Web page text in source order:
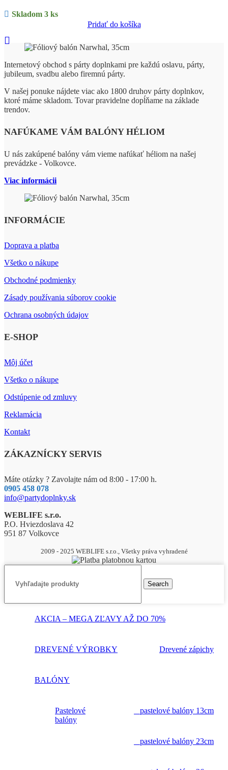
Skladom 3 ks
Pridať do košíka
Internetový obchod s párty doplnkami pre každú oslavu, párty,
jubileum, svadbu alebo firemnú párty.
V našej ponuke nájdete viac ako 1800 druhov párty doplnkov,
ktoré máme skladom. Tovar pravidelne dopĺňame na základe
trendov.
NAFÚKAME VÁM BALÓNY HÉLIOM
U nás zakúpené balóny vám vieme nafúkať héliom na našej
prevádzke - Volkovce.
Viac informácii
INFORMÁCIE
Doprava a platba
Všetko o nákupe
Obchodné podmienky
Zásady používania súborov cookie
Ochrana osobných údajov
E-SHOP
Môj účet
Všetko o nákupe
Odstúpenie od zmluvy
Reklamácia
Kontakt
ZÁKAZNÍCKY SERVIS
Máte otázky ? Zavolajte nám od 8:00 - 17:00 h.
0905 458 078
info@partydoplnky.sk
WEBLIFE s.r.o.
P.O. Hviezdoslava 42
951 87 Volkovce
2009 - 2025 WEBLIFE s.r.o., Všetky práva vyhradené
Search
AKCIA – MEGA ZĽAVY AŽ DO 70%
DREVENÉ VÝROBKY Drevené zápichy
BALÓNY
Pastelové
balóny
pastelové balóny 13cm
pastelové balóny 23cm